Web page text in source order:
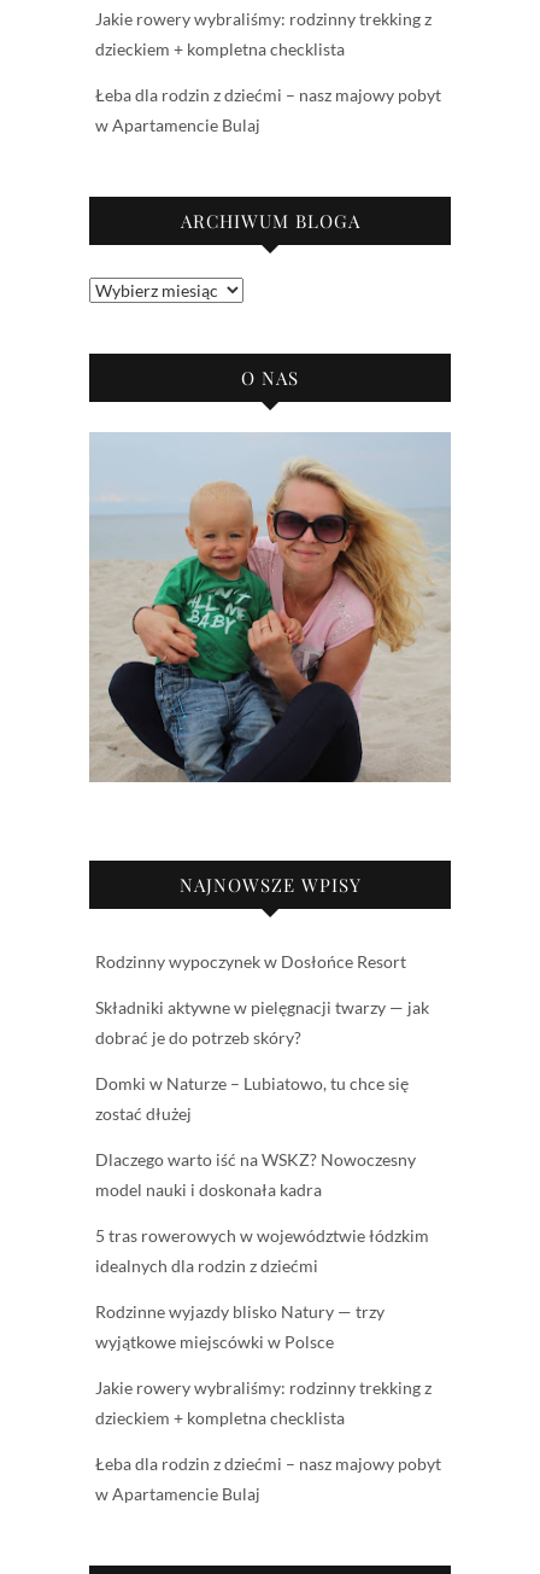
Jakie rowery wybraliśmy: rodzinny trekking z
dzieckiem + kompletna checklista
Łeba dla rodzin z dziećmi – nasz majowy pobyt
w Apartamencie Bulaj
ARCHIWUM BLOGA
Archiwum
O NAS
NAJNOWSZE WPISY
Rodzinny wypoczynek w Dosłońce Resort
Składniki aktywne w pielęgnacji twarzy — jak
dobrać je do potrzeb skóry?
Domki w Naturze – Lubiatowo, tu chce się
zostać dłużej
Dlaczego warto iść na WSKZ? Nowoczesny
model nauki i doskonała kadra
5 tras rowerowych w województwie łódzkim
idealnych dla rodzin z dziećmi
Rodzinne wyjazdy blisko Natury — trzy
wyjątkowe miejscówki w Polsce
Jakie rowery wybraliśmy: rodzinny trekking z
dzieckiem + kompletna checklista
Łeba dla rodzin z dziećmi – nasz majowy pobyt
w Apartamencie Bulaj